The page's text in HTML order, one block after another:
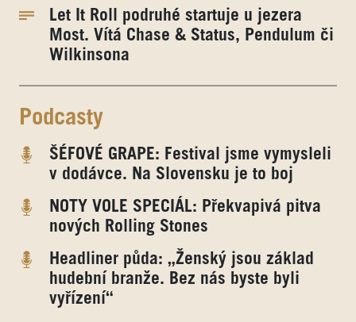
Let It Roll podruhé startuje u jezera
Most. Vítá Chase & Status, Pendulum či
Wilkinsona
Podcasty
ŠÉFOVÉ GRAPE: Festival jsme vymysleli
v dodávce. Na Slovensku je to boj
NOTY VOLE SPECIÁL: Překvapivá pitva
nových Rolling Stones
Headliner půda: „Ženský jsou základ
hudební branže. Bez nás byste byli
vyřízení“